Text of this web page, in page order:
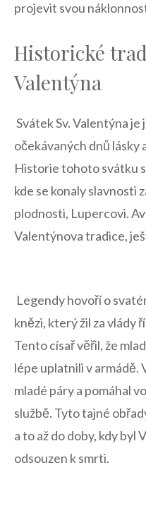
⁤projevit svou
Historické
Valentýna
Svátek Sv. Valentýna je
očekávaných‌ dnů lásky
Historie tohoto svátku
kde se konaly slavnosti
plodnosti, Lupercovi.
‌Valentýnova tradice,
Legendy hovoří o
knězi,​ který žil za vlády
‍Tento císař věřil, že
lépe uplatnili v ‌armádě.
‌mladé‌ páry a ‌pomáhal
službě. Tyto‌ tajné
a to až do ‍doby, kdy byl
odsouzen k smrti.